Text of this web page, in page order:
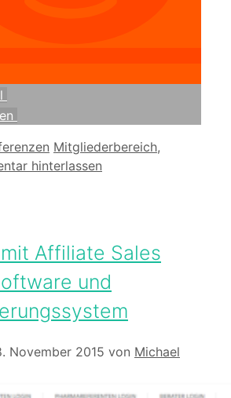
Schlagwörter
Mitgliederbereich,
hinterlassen
Affiliate Sales
und
November 2015 von Michael